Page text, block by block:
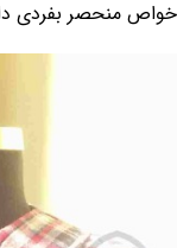
منحصر بفردی